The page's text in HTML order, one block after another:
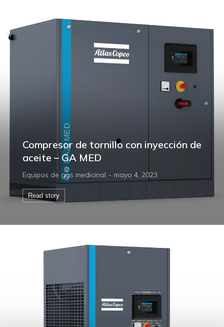
Compresor de tornillo con inyección de
aceite – GA MED
Equipos de gas medicinal mayo 4, 2023
Read story